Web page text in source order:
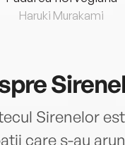
Haruki Murakami
Sirenelor
care s-au